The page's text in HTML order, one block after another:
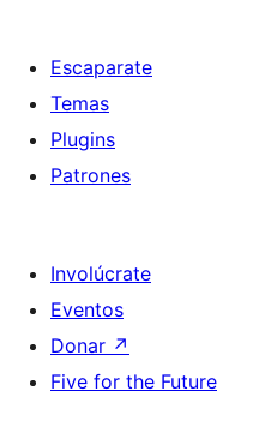
Escaparate
Temas
Plugins
Patrones
Involúcrate
Eventos
Donar ↗
Five for the Future